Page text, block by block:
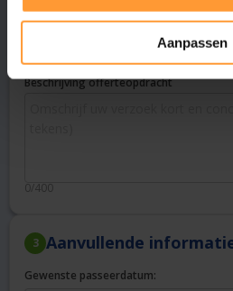
Aanpassen
Plaats
Beschrijving offerteopdracht
0/400
3 Aanvullende
Gewenste passeerdatum: